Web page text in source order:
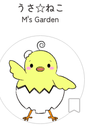
うさ‪☆ねこ
M's Garden